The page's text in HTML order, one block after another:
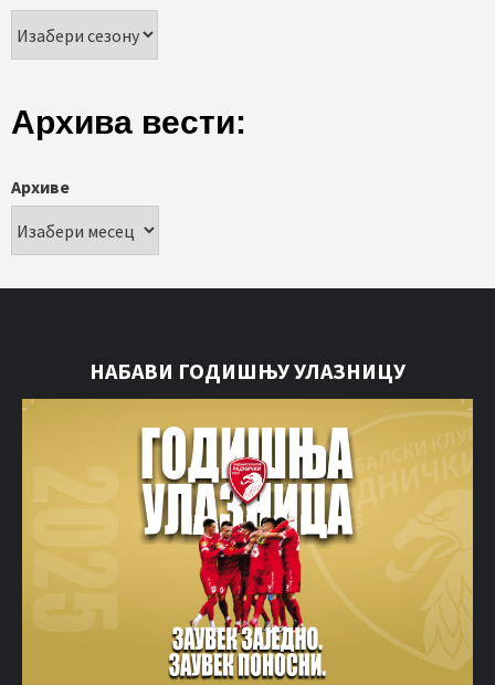
Архива вести:
Архиве
НАБАВИ ГОДИШЊУ УЛАЗНИЦУ